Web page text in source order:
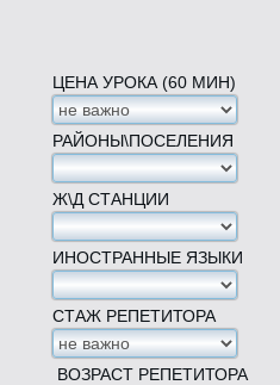
ЦЕНА УРОКА (60 МИН)
РАЙОНЫ\ПОСЕЛЕНИЯ
Ж\Д СТАНЦИИ
ИНОСТРАННЫЕ ЯЗЫКИ
СТАЖ РЕПЕТИТОРА
ВОЗРАСТ РЕПЕТИТОРА